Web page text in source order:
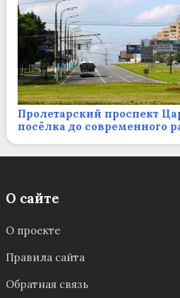
Пролетарский проспект
посёлка до современного
О сайте
О проекте
Правила сайта
Обратная связь